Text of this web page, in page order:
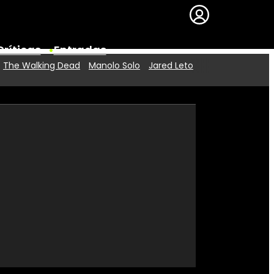
Entradas
Premios
The Walking Dead Manolo Solo Jared Leto